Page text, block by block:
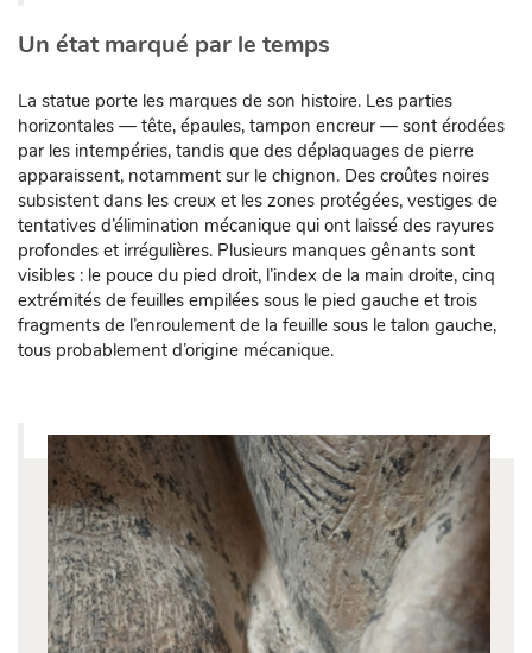
Un état marqué par le temps
La statue porte les marques de son histoire. Les parties
horizontales — tête, épaules, tampon encreur — sont érodées
par les intempéries, tandis que des déplaquages de pierre
apparaissent, notamment sur le chignon. Des croûtes noires
subsistent dans les creux et les zones protégées, vestiges de
tentatives d’élimination mécanique qui ont laissé des rayures
profondes et irrégulières. Plusieurs manques gênants sont
visibles : le pouce du pied droit, l’index de la main droite, cinq
extrémités de feuilles empilées sous le pied gauche et trois
fragments de l’enroulement de la feuille sous le talon gauche,
tous probablement d’origine mécanique.